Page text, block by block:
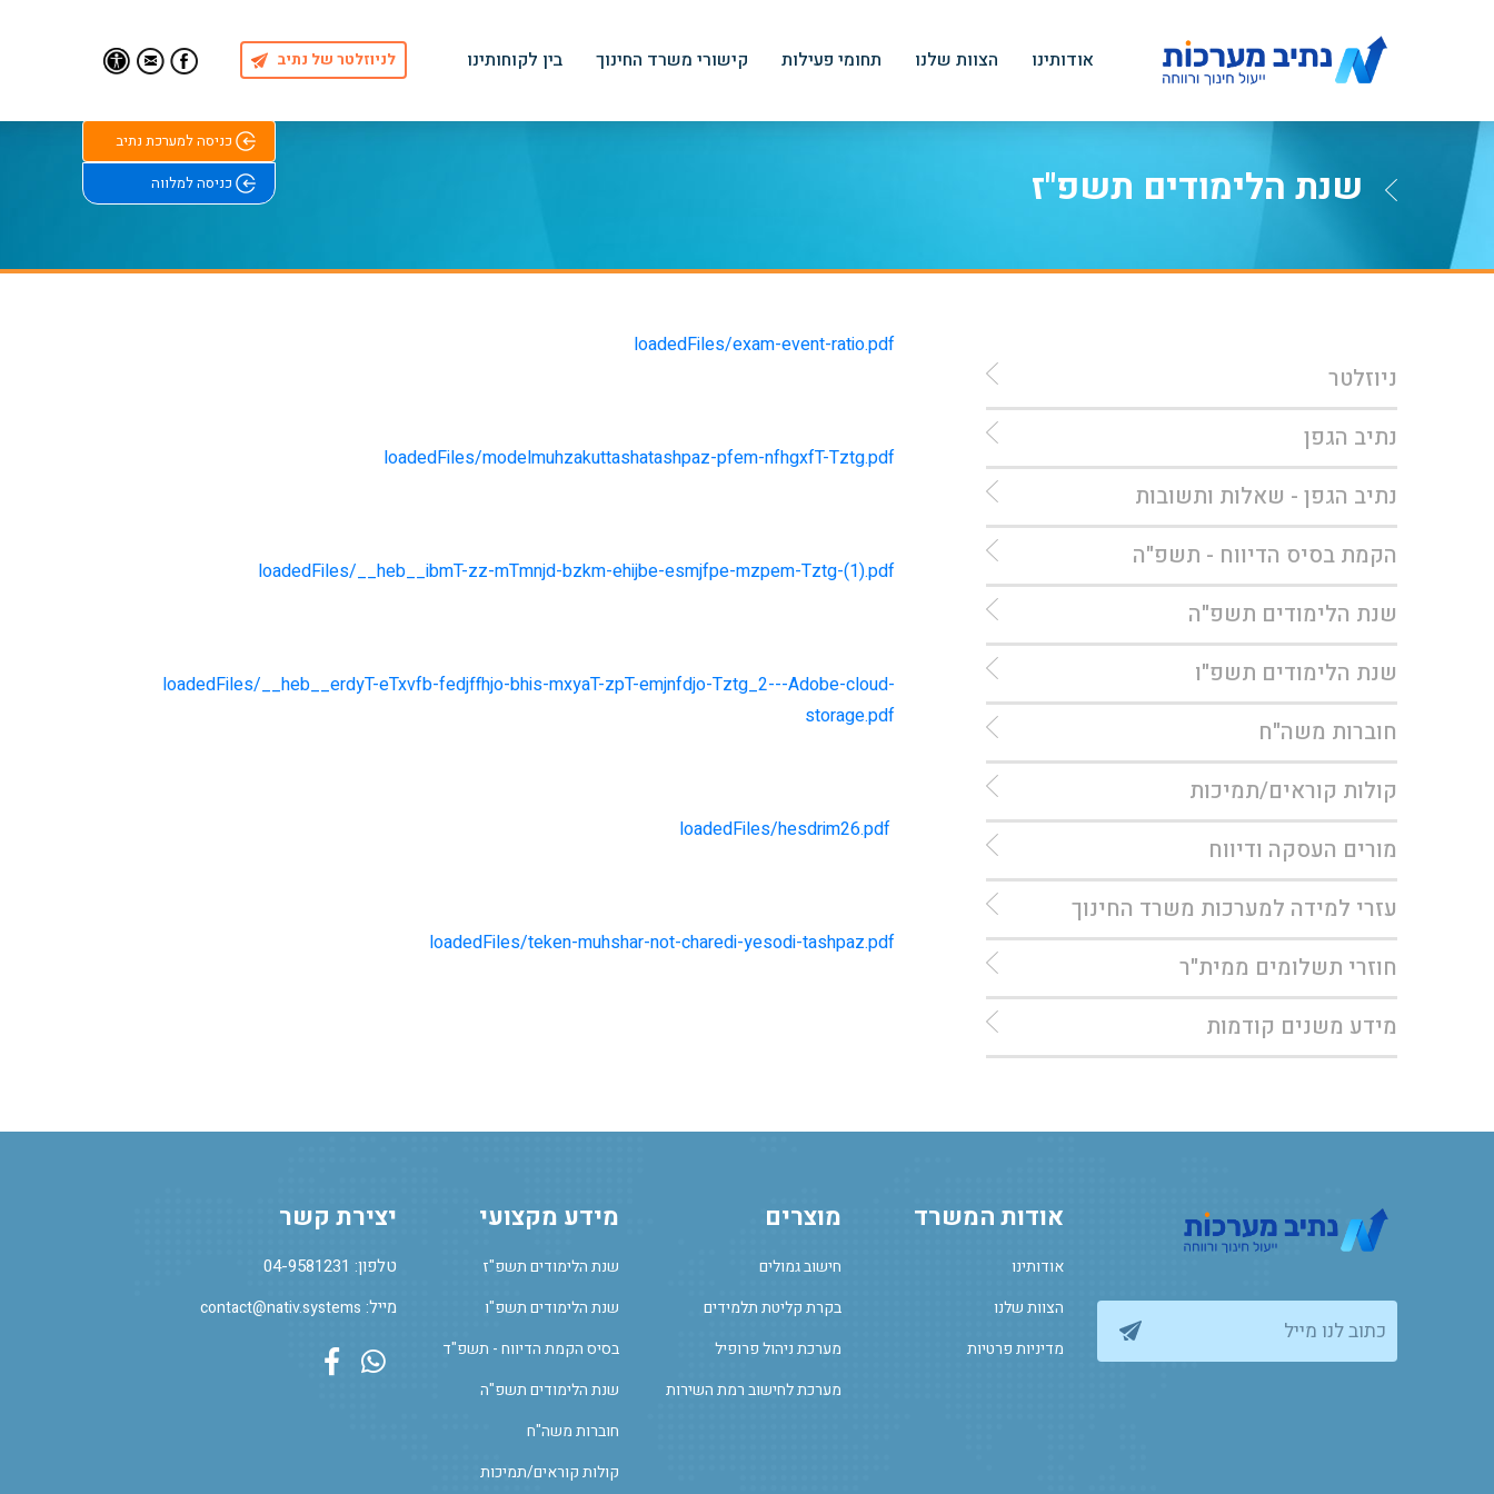
אודותינו הצוות שלנו תחומי פעילות קישורי משרד החינוך בין לקוחותינו לניוזלטר של נתיב Email Us
Find Us on Facebook
כניסה למערכת נתיב
כניסה למלווה
שנת הלימודים תשפ"ז
ניוזלטר
נתיב הגפן
נתיב הגפן - שאלות ותשובות
הקמת בסיס הדיווח - תשפ"ה
שנת הלימודים תשפ"ה
שנת הלימודים תשפ"ו
חוברות משה"ח
קולות קוראים/תמיכות
מורים העסקה ודיווח
עזרי למידה למערכות משרד החינוך
חוזרי תשלומים ממית"ר
מידע משנים קודמות
loadedFiles/exam-event-ratio.pdf
loadedFiles/modelmuhzakuttashatashpaz-pfem-nfhgxfT-Tztg.pdf
loadedFiles/__heb__ibmT-zz-mTmnjd-bzkm-ehijbe-esmjfpe-mzpem-Tztg-(1).pdf
loadedFiles/__heb__erdyT-eTxvfb-fedjffhjo-bhis-mxyaT-zpT-emjnfdjo-Tztg_2---Adobe-cloud-
storage.pdf
loadedFiles/hesdrim26.pdf
loadedFiles/teken-muhshar-not-charedi-yesodi-tashpaz.pdf
כתוב לנו מייל
אודות המשרד
אודותינו
הצוות שלנו
מדיניות פרטיות
מוצרים
חישוב גמולים
בקרת קליטת תלמידים
מערכת ניהול פרופיל
מערכת לחישוב רמת השירות
מידע מקצועי
שנת הלימודים תשפ"ז
שנת הלימודים תשפ"ו
בסיס הקמת הדיווח - תשפ"ד
שנת הלימודים תשפ"ה
חוברות משה"ח
קולות קוראים/תמיכות
יצירת קשר
טלפון: 04-9581231
מייל: contact@nativ.systems
Facebook Profile
Whatsapp